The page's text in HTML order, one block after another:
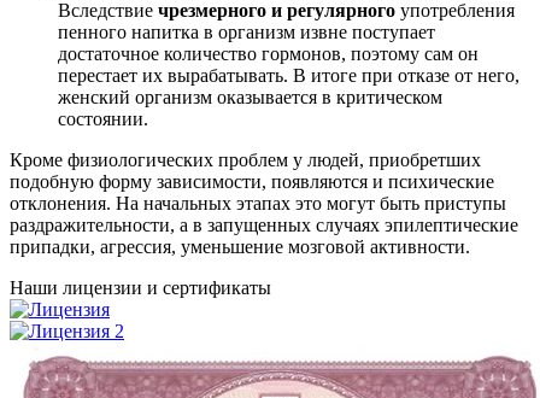
Вследствие чрезмерного и регулярного употребления
пенного напитка в организм извне поступает
достаточное количество гормонов, поэтому сам он
перестает их вырабатывать. В итоге при отказе от него,
женский организм оказывается в критическом
состоянии.
Кроме физиологических проблем у людей, приобретших
подобную форму зависимости, появляются и психические
отклонения. На начальных этапах это могут быть приступы
раздражительности, а в запущенных случаях эпилептические
припадки, агрессия, уменьшение мозговой активности.
Наши лицензии и сертификаты